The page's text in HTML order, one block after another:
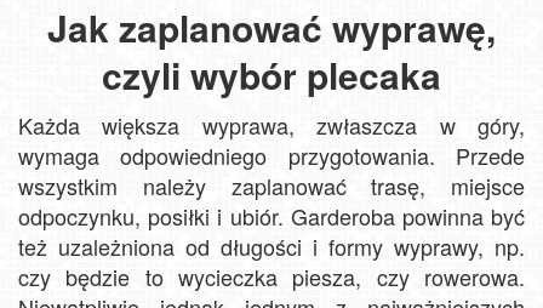
Jak zaplanować wyprawę,
czyli wybór plecaka
Każda większa wyprawa, zwłaszcza w góry,
wymaga odpowiedniego przygotowania. Przede
wszystkim należy zaplanować trasę, miejsce
odpoczynku, posiłki i ubiór. Garderoba powinna być
też uzależniona od długości i formy wyprawy, np.
czy będzie to wycieczka piesza, czy rowerowa.